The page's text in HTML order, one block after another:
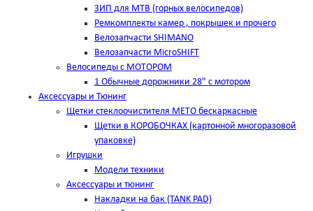
ЗИП для MTB (горных велосипедов)
Ремкомплекты камер , покрышек и прочего
Велозапчасти SHIMANO
Велозапчасти MicroSHIFT
Велосипеды с МОТОРОМ
1 Обычные дорожники 28" с мотором
Аксессуары и Тюнинг
Щетки стеклоочистителя METO бескаркасные
Щетки в КОРОБОЧКАХ (картонной многоразовой
упаковке)
Игрушки
Модели техники
Аксессуары и тюнинг
Накладки на бак (TANK PAD)